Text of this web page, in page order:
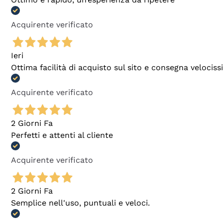
Acquirente verificato
Ieri
Ottima facilità di acquisto sul sito e consegna
Acquirente verificato
2 Giorni Fa
Perfetti e attenti al cliente
Acquirente verificato
2 Giorni Fa
Semplice nell'uso, puntuali e veloci.